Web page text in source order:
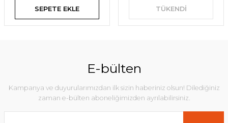
SEPETE EKLE TÜKENDİ
E-bülten
Kampanya ve duyurularımızdan ilk sizin haberiniz olsun! Dilediğiniz
zaman e-bülten aboneliğimizden ayrılabilirsiniz.